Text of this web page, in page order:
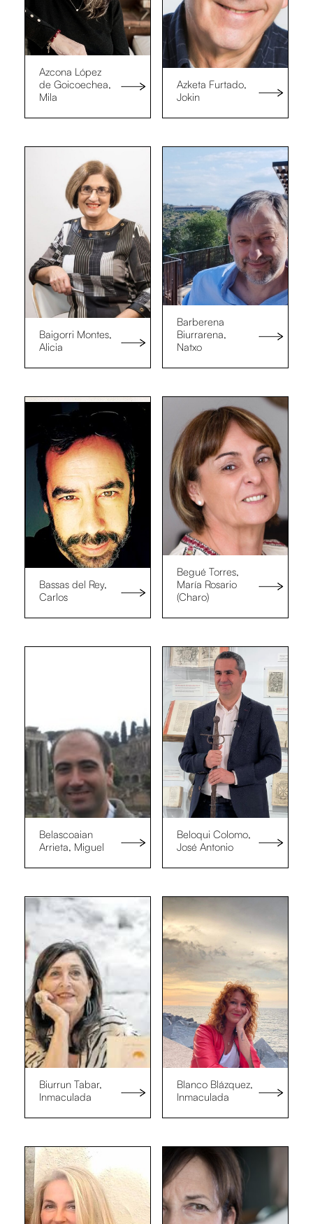
Azcona López
de Goicoechea,
Mila
Azketa Furtado,
Jokin
Baigorri Montes,
Alicia
Barberena
Biurrarena,
Natxo
Bassas del Rey,
Carlos
Begué Torres,
María Rosario
(Charo)
Belascoaian
Arrieta, Miguel
Beloqui Colomo,
José Antonio
Biurrun Tabar,
Inmaculada
Blanco Blázquez,
Inmaculada